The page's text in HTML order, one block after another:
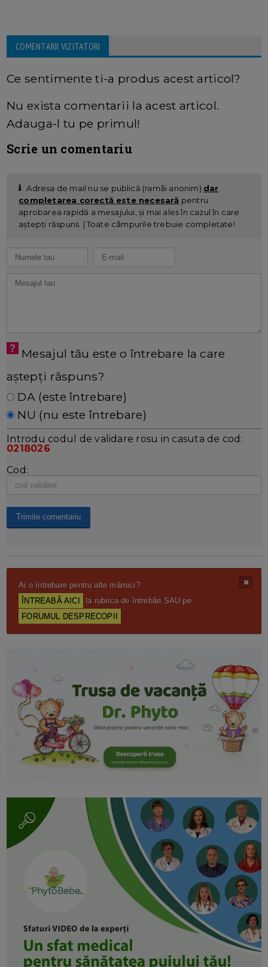
COMENTARII VIZITATORI
Ce sentimente ti-a produs acest articol?
Nu exista comentarii la acest articol.
Adauga-l tu pe primul!
Scrie un comentariu
Adresa de mail nu se publică (ramâi anonim) dar
completarea corectă este necesară pentru
aprobarea rapidă a mesajului, și mai ales în cazul în care
aștepți răspuns. | Toate câmpurile trebuie completate!
Mesajul tău este o întrebare la care
aștepți răspuns?
DA (este întrebare)
NU (nu este întrebare)
Introdu codul de validare rosu in casuta de cod:
0218026
Cod:
Ai o întrebare pentru alte mămici?
ÎNTREABĂ AICI
la rubrica de întrebări SAU pe
FORUMUL DESPRECOPII